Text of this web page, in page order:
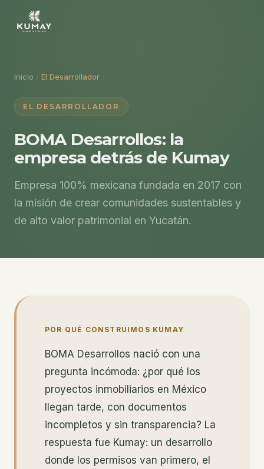
Inicio / El Desarrollador
EL DESARROLLADOR
BOMA Desarrollos: la
empresa detrás de Kumay
Empresa 100% mexicana fundada en 2017 con
la misión de crear comunidades sustentables y
de alto valor patrimonial en Yucatán.
POR QUÉ CONSTRUIMOS KUMAY
BOMA Desarrollos nació con una
pregunta incómoda: ¿por qué los
proyectos inmobiliarios en México
llegan tarde, con documentos
incompletos y sin transparencia? La
respuesta fue Kumay: un desarrollo
donde los permisos van primero, el